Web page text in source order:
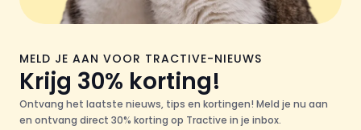
MELD JE AAN VOOR TRACTIVE-NIEUWS
Krijg 30% korting!
Ontvang het laatste nieuws, tips en kortingen! Meld je nu aan
en ontvang direct 30% korting op Tractive in je inbox.